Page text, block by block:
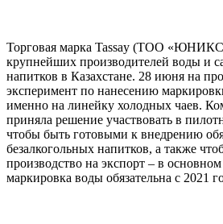
Торговая марка Tassay (ТОО
крупнейших производителей воды и
напитков в Казахстане. 28 июня на
эксперимент по нанесению
именно на линейку холодных чаев.
приняла решение участвовать в
чтобы быть готовыми к внедрению
безалкогольных напитков, а также
производство на экспорт – в
маркировка воды обязательна с 2021